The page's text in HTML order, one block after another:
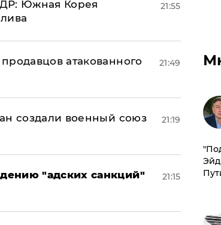
Южная Корея
21:55
атакованного
21:49
создали военный союз
21:19
"адских санкций"
21:15